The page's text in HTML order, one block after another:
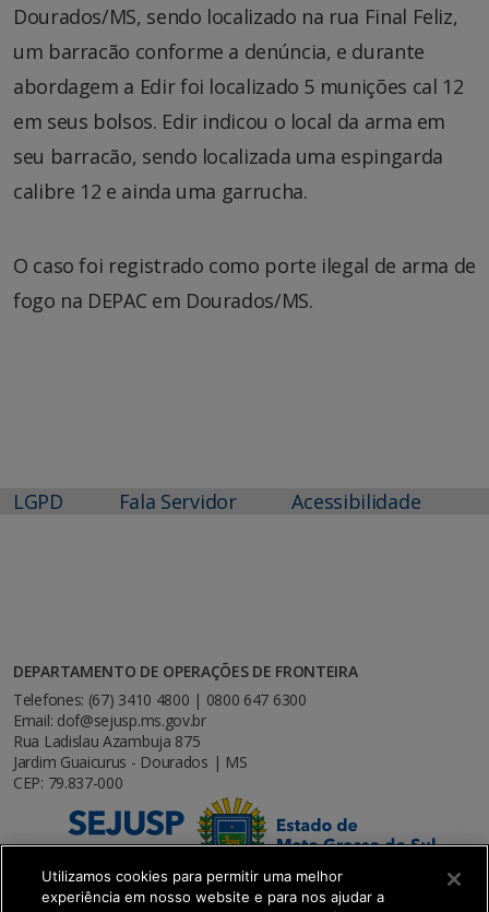
Dourados/MS, sendo localizado na rua Final Feliz,
um barracão conforme a denúncia, e durante
abordagem a Edir foi localizado 5 munições cal 12
em seus bolsos. Edir indicou o local da arma em
seu barracão, sendo localizada uma espingarda
calibre 12 e ainda uma garrucha.
O caso foi registrado como porte ilegal de arma de
fogo na DEPAC em Dourados/MS.
LGPD Fala Servidor Acessibilidade
DEPARTAMENTO DE OPERAÇÕES DE FRONTEIRA
Telefones: (67) 3410 4800 | 0800 647 6300
Email: dof@sejusp.ms.gov.br
Rua Ladislau Azambuja 875
Jardim Guaicurus - Dourados | MS
CEP: 79.837-000
Utilizamos cookies para permitir uma melhor
experiência em nosso website e para nos ajudar a